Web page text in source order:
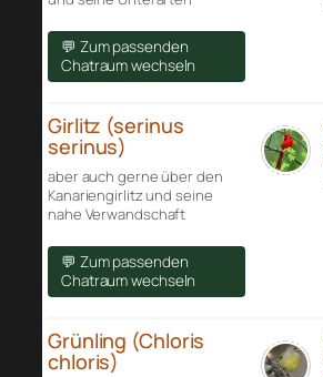
💬 Zum passenden
Chatraum wechseln
Girlitz (serinus
serinus)
aber auch gerne über den
Kanariengirlitz und seine
nahe Verwandschaft
💬 Zum passenden
Chatraum wechseln
Grünling (Chloris
chloris)